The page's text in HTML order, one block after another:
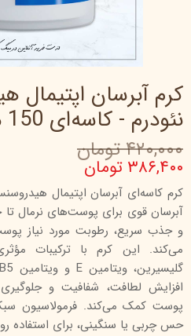
کرم آبرسان اپتیمال
نئودرم - کاسه‌‌ای 150 میلی‌ لیتر
۴۲۰,۰۰۰ تومان
۳۸۶,۴۰۰ تومان
کرم کاسه‌ای آبرسان اپتیمال
آبرسان قوی برای پوست‌های نرمال
و جذب سریع، رطوبت مورد نیاز
می‌کند. این کرم با ترکیبات
افزایش لطافت، شفافیت و
پوست کمک می‌کند. فرمولاسیون
حس چربی یا سنگینی، برای استفاده